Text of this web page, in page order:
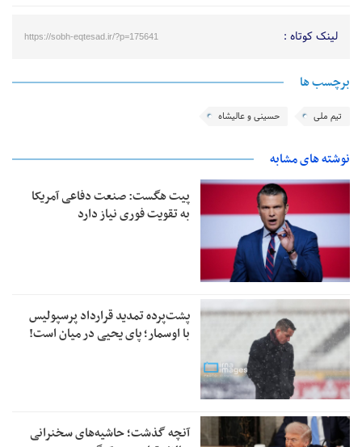
لینک کوتاه : https://sobh-eqtesad.ir/?p=175641
برچسب ها
تیم ملی حسینی و عالیشاه
نوشته های مشابه
پیت هگست: صنعت دفاعی آمریکا
به تقویت فوری نیاز دارد
پشت‌پرده تمدید قرارداد پرسپولیس
با اوسمار؛ پای یحیی در میان است!
آنچه گذشت؛ حاشیه‌های سخنرانی